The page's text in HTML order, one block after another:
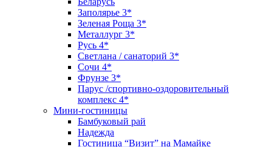
Заполярье 3*
Зеленая Роща 3*
Металлург 3*
Русь 4*
Светлана / санаторий 3*
Сочи 4*
Фрунзе 3*
Парус /спортивно-оздоровительный
комплекс 4*
Мини-гостиницы
Бамбуковый рай
Надежда
Гостиница “Визит” на Мамайке